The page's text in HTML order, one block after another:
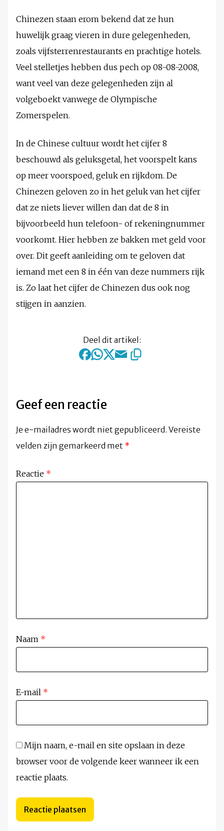
Chinezen staan erom bekend dat ze hun
huwelijk graag vieren in dure gelegenheden,
zoals vijfsterrenrestaurants en prachtige hotels.
Veel stelletjes hebben dus pech op 08-08-2008,
want veel van deze gelegenheden zijn al
volgeboekt vanwege de Olympische
Zomerspelen.
In de Chinese cultuur wordt het cijfer 8
beschouwd als geluksgetal, het voorspelt kans
op meer voorspoed, geluk en rijkdom. De
Chinezen geloven zo in het geluk van het cijfer
dat ze niets liever willen dan dat de 8 in
bijvoorbeeld hun telefoon- of rekeningnummer
voorkomt. Hier hebben ze bakken met geld voor
over. Dit geeft aanleiding om te geloven dat
iemand met een 8 in één van deze nummers rijk
is. Zo laat het cijfer de Chinezen dus ook nog
stijgen in aanzien.
Deel dit artikel:
Geef een reactie
Je e-mailadres wordt niet gepubliceerd. Vereiste
velden zijn gemarkeerd met *
Reactie *
Naam *
E-mail *
Mijn naam, e-mail en site opslaan in deze
browser voor de volgende keer wanneer ik een
reactie plaats.